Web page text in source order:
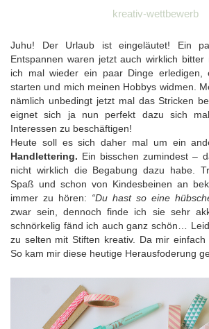
kreativ-wettbewerb
Juhu! Der Urlaub ist eingeläutet! Ein
Entspannen waren jetzt auch wirklich
ich mal wieder ein paar Dinge erledigen,
starten und mich meinen Hobbys widmen.
nämlich unbedingt jetzt mal das Stricken
eignet sich ja nun perfekt dazu sich
Interessen zu beschäftigen!
Heute soll es sich daher mal um ein
Handlettering. Ein bisschen zumindest –
nicht wirklich die Begabung dazu habe.
Spaß und schon von Kindesbeinen an
immer zu hören: “Du hast so eine
zwar sein, dennoch finde ich sie sehr
schnörkelig fänd ich auch ganz schön…
zu selten mit Stiften kreativ. Da mir
So kam mir diese heutige Herausfoderung